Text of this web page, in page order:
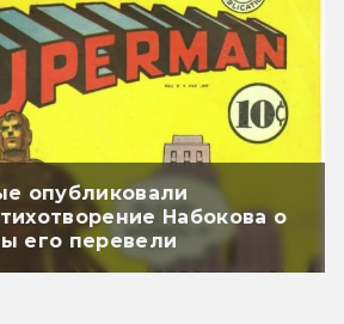
опубликовали
Набокова о
его перевели